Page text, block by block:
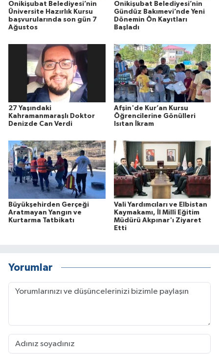
Onikişubat Belediyesi’nin
Üniversite Hazırlık Kursu
başvurularında son gün 7
Ağustos
Onikişubat Belediyesi’nin
Gündüz Bakımevi’nde Yeni
Dönemin Ön Kayıtları
Başladı
27 Yaşındaki
Kahramanmaraşlı Doktor
Denizde Can Verdi
Afşin'de Kur’an Kursu
Öğrencilerine Gönülleri
Isıtan İkram
Büyükşehirden Gerçeği
Aratmayan Yangın ve
Kurtarma Tatbikatı
Vali Yardımcıları ve Elbistan
Kaymakamı, İl Millî Eğitim
Müdürü Akpınar'ı Ziyaret
Etti
Yorumlar